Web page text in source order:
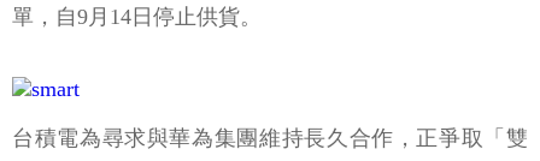
單，自9月14日停止供貨。
台積電為尋求與華為集團維持長久合作，正爭取「雙